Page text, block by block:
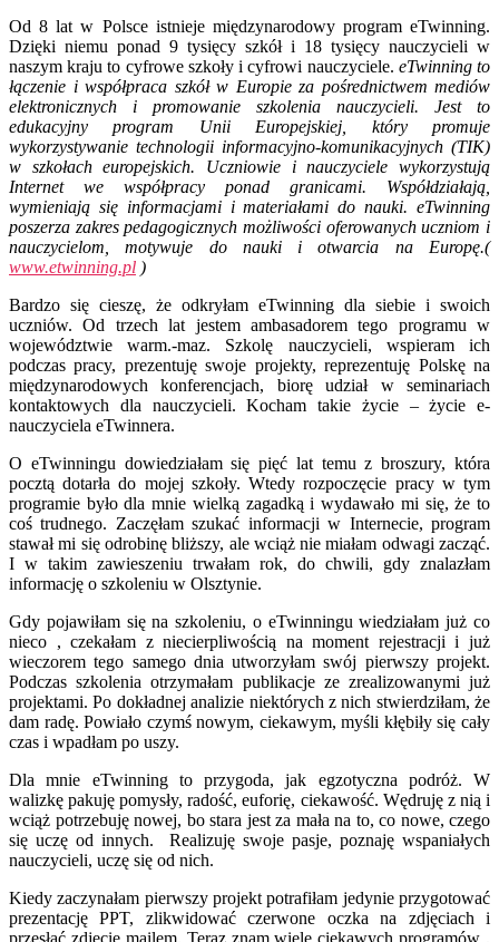
Od 8 lat w Polsce istnieje międzynarodowy program eTwinning.
Dzięki niemu ponad 9 tysięcy szkół i 18 tysięcy nauczycieli w
naszym kraju to cyfrowe szkoły i cyfrowi nauczyciele. eTwinningto
łączenie i współpraca szkół w Europie za pośrednictwem mediów
elektronicznych i promowanie szkolenia nauczycieli. Jest to
edukacyjny program Unii Europejskiej, który promuje
wykorzystywanie technologii informacyjno-komunikacyjnych (TIK)
w szkołach europejskich. Uczniowie i nauczyciele wykorzystują
Internet we współpracy ponad granicami. Współdziałają,
wymieniają się informacjami i materiałami do nauki. eTwinning
poszerza zakres pedagogicznych możliwości oferowanych uczniom i
nauczycielom, motywuje do nauki i otwarcia na Europę.(
www.etwinning.pl )
Bardzo się cieszę, że odkryłam eTwinning dla siebie i swoich
uczniów. Od trzech lat jestem ambasadorem tego programu w
województwie warm.-maz. Szkolę nauczycieli, wspieram ich
podczas pracy, prezentuję swoje projekty, reprezentuję Polskę na
międzynarodowych konferencjach, biorę udział w seminariach
kontaktowych dla nauczycieli. Kocham takie życie – życie e-
nauczyciela eTwinnera.
O eTwinningu dowiedziałam się pięć lat temu z broszury, która
pocztą dotarła do mojej szkoły. Wtedy rozpoczęcie pracy w tym
programie było dla mnie wielką zagadką i wydawało mi się, że to
coś trudnego. Zaczęłam szukać informacji w Internecie, program
stawał mi się odrobinę bliższy, ale wciąż nie miałam odwagi zacząć.
I w takim zawieszeniu trwałam rok, do chwili, gdy znalazłam
informację o szkoleniu w Olsztynie.
Gdy pojawiłam się na szkoleniu, o eTwinningu wiedziałam już co
nieco , czekałam z niecierpliwością na moment rejestracji i już
wieczorem tego samego dnia utworzyłam swój pierwszy projekt.
Podczas szkolenia otrzymałam publikacje ze zrealizowanymi już
projektami. Po dokładnej analizie niektórych z nich stwierdziłam, że
dam radę. Powiało czymś nowym, ciekawym, myśli kłębiły się cały
czas i wpadłam po uszy.
Dla mnie eTwinning to przygoda, jak egzotyczna podróż. W
walizkę pakuję pomysły, radość, euforię, ciekawość. Wędruję z nią i
wciąż potrzebuję nowej, bo stara jest za mała na to, co nowe, czego
się uczę od innych. Realizuję swoje pasje, poznaję wspaniałych
nauczycieli, uczę się od nich.
Kiedy zaczynałam pierwszy projekt potrafiłam jedynie przygotować
prezentację PPT, zlikwidować czerwone oczka na zdjęciach i